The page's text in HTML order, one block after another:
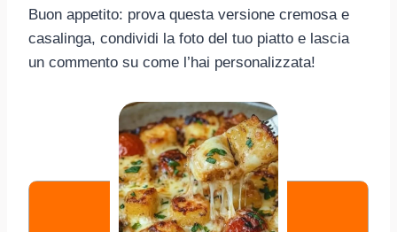
Buon appetito: prova questa versione cremosa e
casalinga, condividi la foto del tuo piatto e lascia
un commento su come l’hai personalizzata!